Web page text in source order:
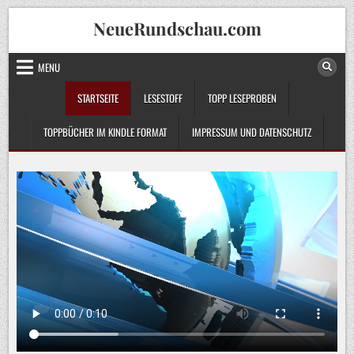
Skip
to
content
NeueRundschau.com
MENU
STARTSEITE
LESESTOFF TOPP LESEPROBEN
TOPPBÜCHER IM KINDLE FORMAT IMPRESSUM UND DATENSCHUTZ